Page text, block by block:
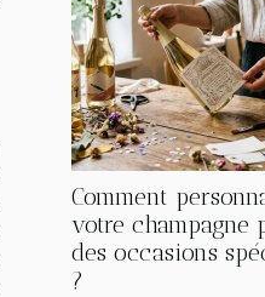
Comment
votre champagne
des occasions
?